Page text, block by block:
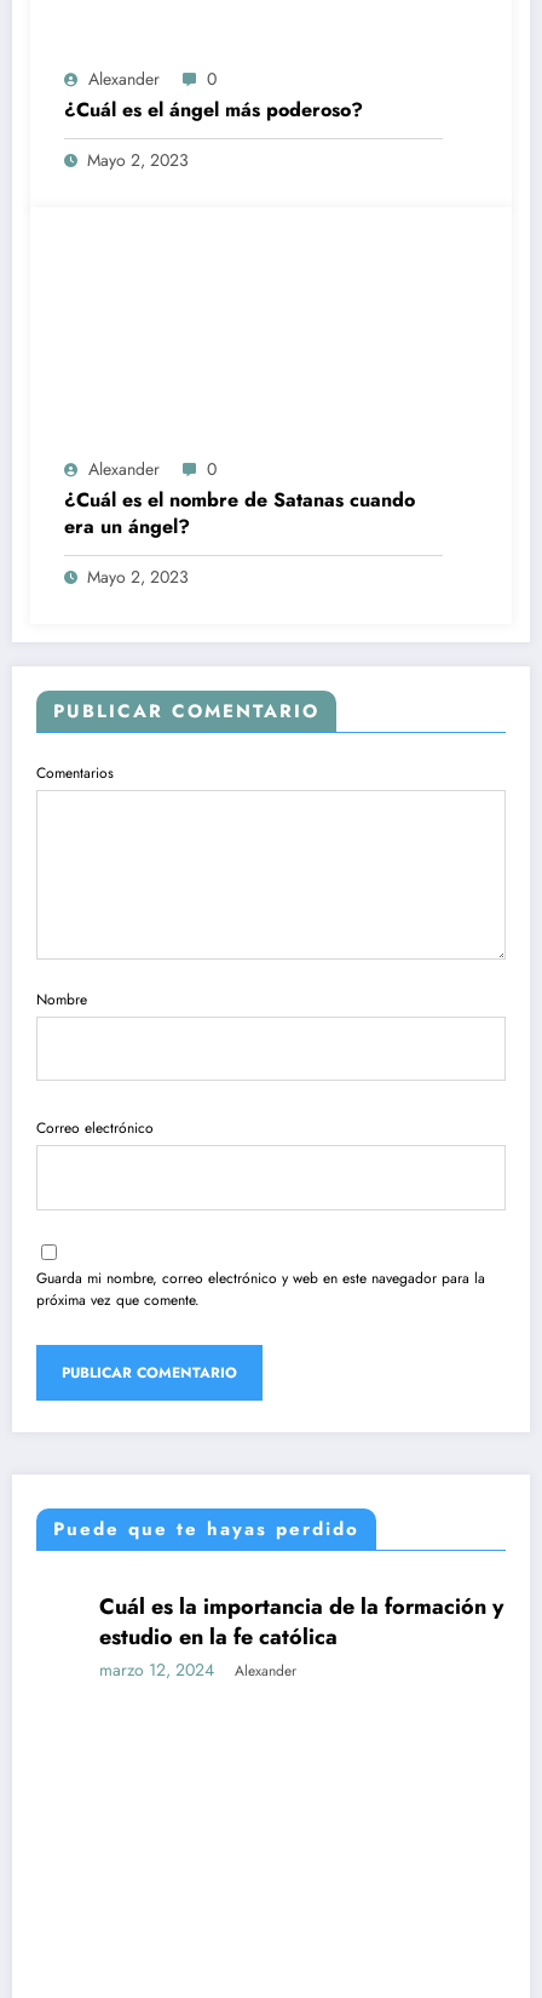
Alexander 0
¿Cuál es el ángel más poderoso?
Mayo 2, 2023
Alexander 0
¿Cuál es el nombre de Satanas cuando
era un ángel?
Mayo 2, 2023
PUBLICAR COMENTARIO
Comentarios
Nombre
Correo electrónico
Guarda mi nombre, correo electrónico y web en este navegador para la
próxima vez que comente.
Puede que te hayas perdido
UNCATEGORIZED
Cuál es la importancia de la formación y el
estudio en la fe católica
marzo 12, 2024 Alexander